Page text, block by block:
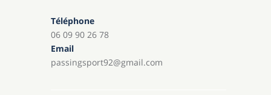
Téléphone
06 09 90 26 78
Email
passingsport92@gmail.com